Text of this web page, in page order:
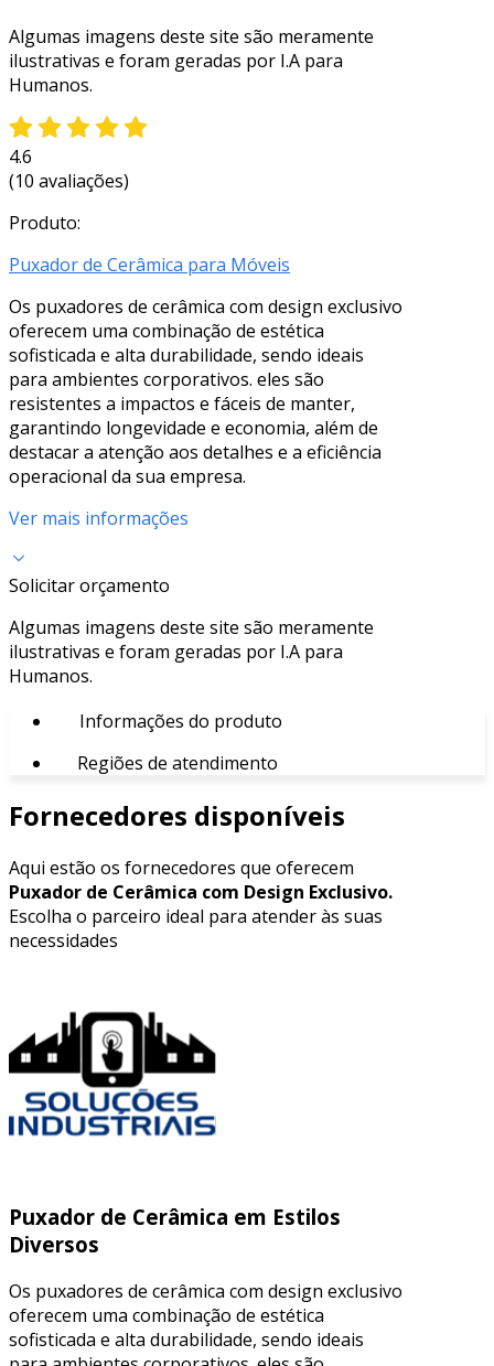
Algumas imagens deste site são meramente
ilustrativas e foram geradas por I.A para
Humanos.
4.6
(10 avaliações)
Produto:
Puxador de Cerâmica para Móveis
Os puxadores de cerâmica com design exclusivo
oferecem uma combinação de estética
sofisticada e alta durabilidade, sendo ideais
para ambientes corporativos. eles são
resistentes a impactos e fáceis de manter,
garantindo longevidade e economia, além de
destacar a atenção aos detalhes e a eficiência
operacional da sua empresa.
Ver mais informações
Solicitar orçamento
Algumas imagens deste site são meramente
ilustrativas e foram geradas por I.A para
Humanos.
Informações do produto
Regiões de atendimento
Fornecedores disponíveis
Aqui estão os fornecedores que oferecem
Puxador de Cerâmica com Design Exclusivo.
Escolha o parceiro ideal para atender às suas
necessidades
Puxador de Cerâmica em Estilos
Diversos
Os puxadores de cerâmica com design exclusivo
oferecem uma combinação de estética
sofisticada e alta durabilidade, sendo ideais